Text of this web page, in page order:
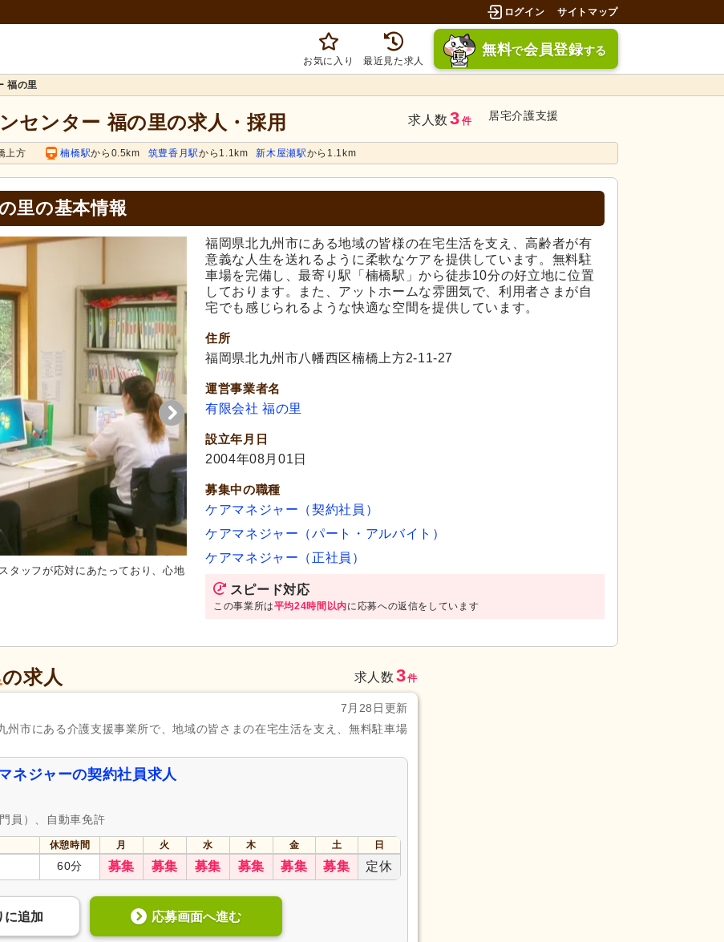
ログイン サイトマップ
お気に入り 最近見た求人
無料で会員登録する
福の里
センター 福の里の求人・採用 求人数 3 件 居宅介護支援
上方 楠橋駅から0.5km 筑豊香月駅から1.1km 新木屋瀬駅から1.1km
里の基本情報
タッフが応対にあたっており、心地
できます。
福岡県北九州市にある地域の皆様の在宅生活を支え、高齢者が有
意義な人生を送れるように柔軟なケアを提供しています。無料駐
車場を完備し、最寄り駅「楠橋駅」から徒歩10分の好立地に位置
しております。また、アットホームな雰囲気で、利用者さまが自
宅でも感じられるような快適な空間を提供しています。
住所
福岡県北九州市八幡西区楠橋上方2-11-27
運営事業者名
有限会社 福の里
設立年月日
2004年08月01日
募集中の職種
ケアマネジャー（契約社員）
ケアマネジャー（パート・アルバイト）
ケアマネジャー（正社員）
スピード対応
この事業所は平均24時間以内に応募への返信をしています
の求人 求人数 3件
7月28日更新
州市にある介護支援事業所で、地域の皆さまの在宅生活を支え、無料駐車場
ネジャーの契約社員求人
員）、自動車免許
休憩時間 月 火 水 木 金 土
日
60分 募集 募集 募集 募集 募集 募集 定休
に追加 応募画面へ進む